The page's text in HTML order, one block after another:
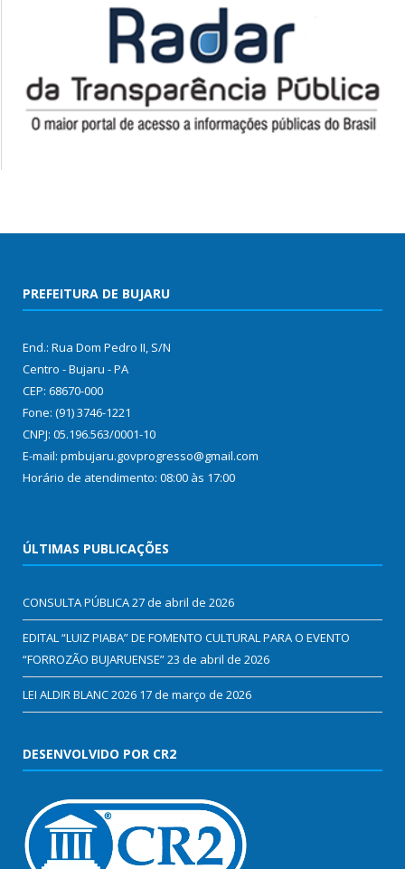
PREFEITURA DE BUJARU
End.: Rua Dom Pedro II, S/N
Centro - Bujaru - PA
CEP: 68670-000
Fone: (91) 3746-1221
CNPJ: 05.196.563/0001-10
E-mail: pmbujaru.govprogresso@gmail.com
Horário de atendimento: 08:00 às 17:00
ÚLTIMAS PUBLICAÇÕES
CONSULTA PÚBLICA27 de abril de 2026
EDITAL “LUIZ PIABA” DE FOMENTO CULTURAL PARA O EVENTO
“FORROZÃO BUJARUENSE”23 de abril de 2026
LEI ALDIR BLANC 2026 17 de março de 2026
DESENVOLVIDO POR CR2